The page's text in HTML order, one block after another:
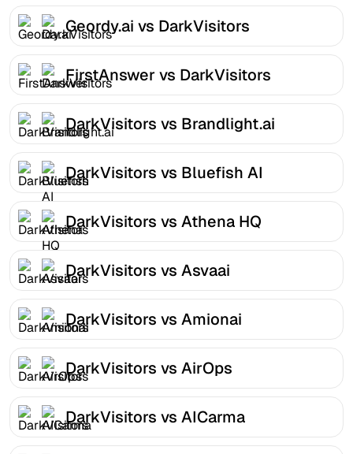
Geordy.ai vs DarkVisitors
FirstAnswer vs DarkVisitors
DarkVisitors vs Brandlight.ai
DarkVisitors vs Bluefish AI
DarkVisitors vs Athena HQ
DarkVisitors vs Asvaai
DarkVisitors vs Amionai
DarkVisitors vs AirOps
DarkVisitors vs AICarma